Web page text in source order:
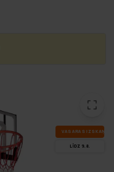
VA­SA­RAS IZ­SKA­ŅA
LĪDZ 9.8.